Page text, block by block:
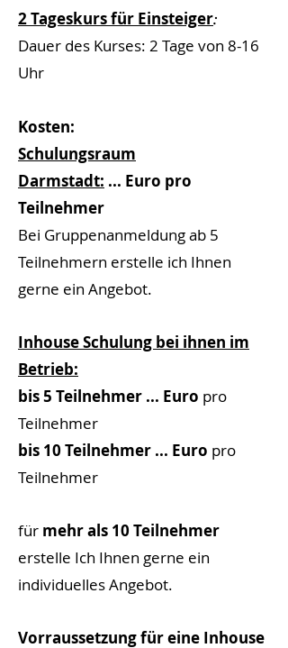
2 Tageskurs für Einsteiger:
Dauer des Kurses: 2 Tage von 8-16
Uhr
Kosten:
Schulungsraum
Darmstadt: ... Euro pro
Teilnehmer
Bei Gruppenanmeldung ab 5
Teilnehmern erstelle ich Ihnen
gerne ein Angebot.
Inhouse Schulung bei ihnen im
Betrieb:
bis 5 Teilnehmer ... Euro pro
Teilnehmer
bis 10 Teilnehmer ... Euro pro
Teilnehmer
für mehr als 10 Teilnehmer
erstelle Ich Ihnen gerne ein
individuelles Angebot.
Vorraussetzung für eine Inhouse